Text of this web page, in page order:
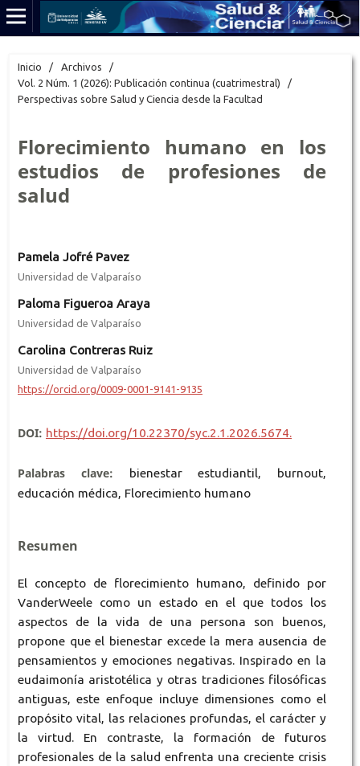
Inicio / Archivos
/
Vol. 2 Núm. 1 (2026): Publicación continua (cuatrimestral)
/
Perspectivas sobre Salud y Ciencia desde la Facultad
Florecimiento humano en los
estudios de profesiones de
salud
Pamela Jofré Pavez
Universidad de Valparaíso
Paloma Figueroa Araya
Universidad de Valparaíso
Carolina Contreras Ruiz
Universidad de Valparaíso
https://orcid.org/0009-0001-9141-9135
DOI: https://doi.org/10.22370/syc.2.1.2026.5674.
Palabras clave:
bienestar estudiantil, burnout,
educación médica, Florecimiento humano
Resumen
El concepto de florecimiento humano, definido por
VanderWeele como un estado en el que todos los
aspectos de la vida de una persona son buenos,
propone que el bienestar excede la mera ausencia de
pensamientos y emociones negativas. Inspirado en la
eudaimonía aristotélica y otras tradiciones filosóficas
antiguas, este enfoque incluye dimensiones como el
propósito vital, las relaciones profundas, el carácter y
la virtud. En contraste, la formación de futuros
profesionales de la salud enfrenta una creciente crisis